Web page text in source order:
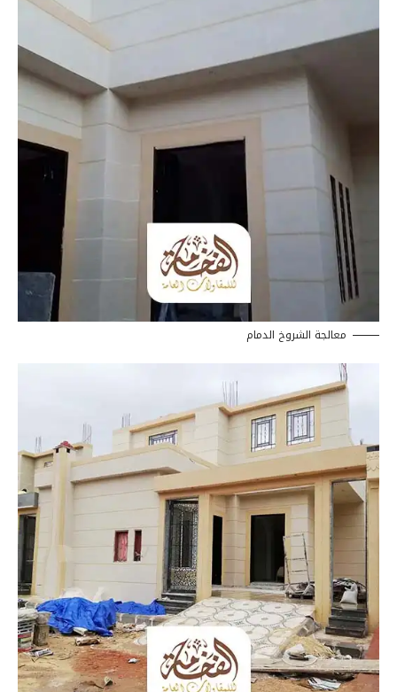
معالجة الشروخ الدمام